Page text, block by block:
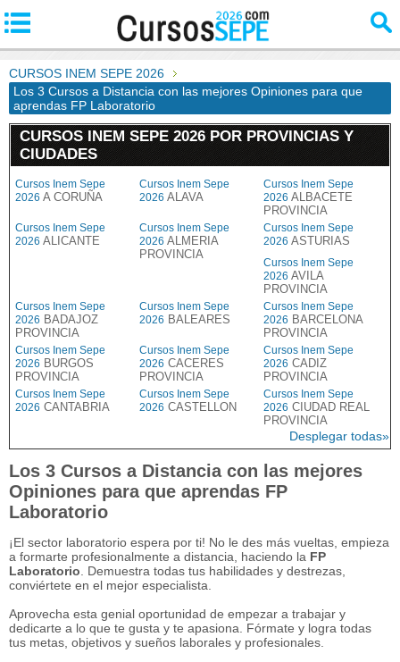
CURSOS INEM SEPE 2026
Los 3 Cursos a Distancia con las mejores Opiniones para que
aprendas FP Laboratorio
CURSOS INEM SEPE 2026 POR PROVINCIAS Y
CIUDADES
Cursos Inem Sepe
2026 A CORUÑA
Cursos Inem Sepe
2026 ALAVA
Cursos Inem Sepe
2026 ALBACETE
PROVINCIA
Cursos Inem Sepe
2026 ALICANTE
Cursos Inem Sepe
2026 ALMERIA
PROVINCIA
Cursos Inem Sepe
2026 ASTURIAS
Cursos Inem Sepe
2026 AVILA
PROVINCIA
Cursos Inem Sepe
2026 BADAJOZ
PROVINCIA
Cursos Inem Sepe
2026 BALEARES
Cursos Inem Sepe
2026 BARCELONA
PROVINCIA
Cursos Inem Sepe
2026 BURGOS
PROVINCIA
Cursos Inem Sepe
2026 CACERES
PROVINCIA
Cursos Inem Sepe
2026 CADIZ
PROVINCIA
Cursos Inem Sepe
2026 CANTABRIA
Cursos Inem Sepe
2026 CASTELLON
Cursos Inem Sepe
2026 CIUDAD REAL
PROVINCIA
Desplegar todas»
Los 3 Cursos a Distancia con las mejores
Opiniones para que aprendas FP
Laboratorio
¡El sector laboratorio espera por ti! No le des más vueltas, empieza
a formarte profesionalmente a distancia, haciendo la FP
Laboratorio . Demuestra todas tus habilidades y destrezas,
conviértete en el mejor especialista.
Aprovecha esta genial oportunidad de empezar a trabajar y
dedicarte a lo que te gusta y te apasiona. Fórmate y logra todas
tus metas, objetivos y sueños laborales y profesionales.